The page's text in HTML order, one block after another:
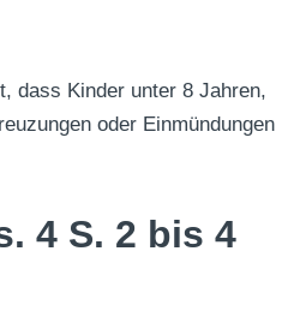
dass Kinder unter 8 Jahren,
oder Einmündungen
4 S. 2 bis 4